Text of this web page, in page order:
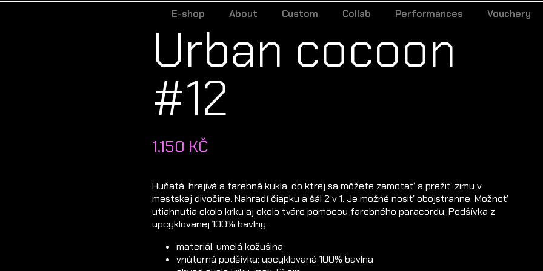
E-shop About Custom Collab Performances Vouchery
Urban cocoon
#12
1.150 KČ
Huňatá, hrejivá a farebná kukla, do ktrej sa môžete zamotať a prežiť zimu v
mestskej divočine. Nahradí čiapku a šál 2 v 1. Je možné nosiť obojstranne. Možnoť
utiahnutia okolo krku aj okolo tváre pomocou farebného paracordu. Podšívka z
upcyklovanej 100% bavlny.
materiál: umelá kožušina
vnútorná podšívka: upcyklovaná 100% bavlna